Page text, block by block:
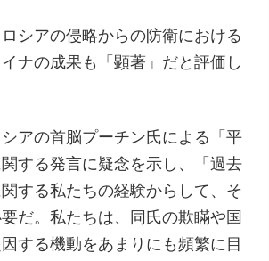
シアの侵略からの防衛における
ナの成果も「顕著」だと評価し
アの首脳プーチン氏による「平
する発言に疑念を示し、「過去
する私たちの経験からして、そ
だ。私たちは、同氏の欺瞞や国
する機動をあまりにも頻繁に目